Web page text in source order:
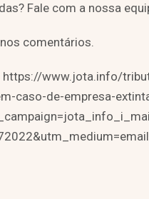
Fale com a nossa
comentários.
https://www.jota.info/
caso-de-empresa-